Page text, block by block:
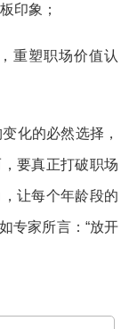
印象；
重塑职场价值认
化的必然选择，
要真正打破职场
让每个年龄段的
专家所言：“放开